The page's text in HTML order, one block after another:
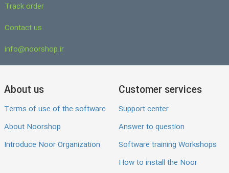
Track order
Contact us
info@noorshop.ir
About us
Terms of use of the software
About Noorshop
Introduce Noor Organization
Customer services
Support center
Answer to question
Software training Workshops
How to install the Noor